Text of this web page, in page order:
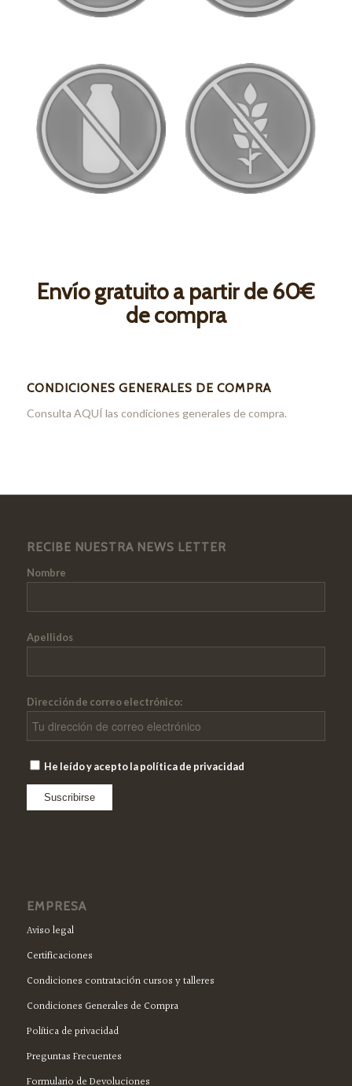
Envío gratuito a partir de 60€
de compra
CONDICIONES GENERALES DE COMPRA
Consulta AQUÍlas condiciones generales de compra.
RECIBE NUESTRA NEWS LETTER
Nombre
Apellidos
Dirección de correo electrónico:
He leído y acepto la política de privacidad
EMPRESA
Aviso legal
Certificaciones
Condiciones contratación cursos y talleres
Condiciones Generales de Compra
Política de privacidad
Preguntas Frecuentes
Formulario de Devoluciones